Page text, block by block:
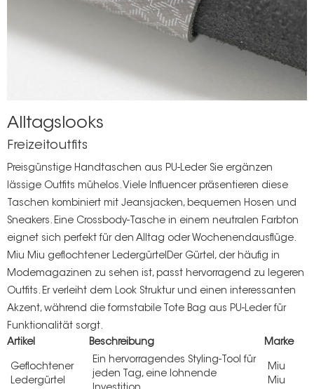
Alltagslooks
Freizeitoutfits
Preisgünstige Handtaschen aus PU-LederSie ergänzen
lässige Outfits mühelos. Viele Influencer präsentieren diese
Taschen kombiniert mit Jeansjacken, bequemen Hosen und
Sneakers. Eine Crossbody-Tasche in einem neutralen Farbton
eignet sich perfekt für den Alltag oder Wochenendausflüge.
Miu Miu geflochtener LedergürtelDer Gürtel, der häufig in
Modemagazinen zu sehen ist, passt hervorragend zu legeren
Outfits. Er verleiht dem Look Struktur und einen interessanten
Akzent, während die formstabile Tote Bag aus PU-Leder für
Funktionalität sorgt.
Artikel
Beschreibung Marke
Geflochtener
Ledergürtel
Ein hervorragendes Styling-Tool für
jeden Tag, eine lohnende
Miu
Miu